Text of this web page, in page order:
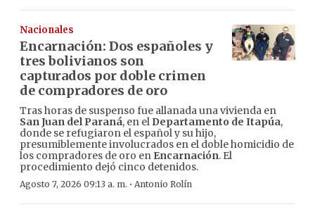
Nacionales
Encarnación: Dos españoles y
tres bolivianos son
capturados por doble crimen
de compradores de oro
Tras horas de suspenso fue allanada una vivienda en
San Juan del Paraná, en el Departamento de Itapúa,
donde se refugiaron el español y su hijo,
presumiblemente involucrados en el doble homicidio de
los compradores de oro en Encarnación. El
procedimiento dejó cinco detenidos.
Agosto 7, 2026 09:13 a. m. · Antonio Rolín